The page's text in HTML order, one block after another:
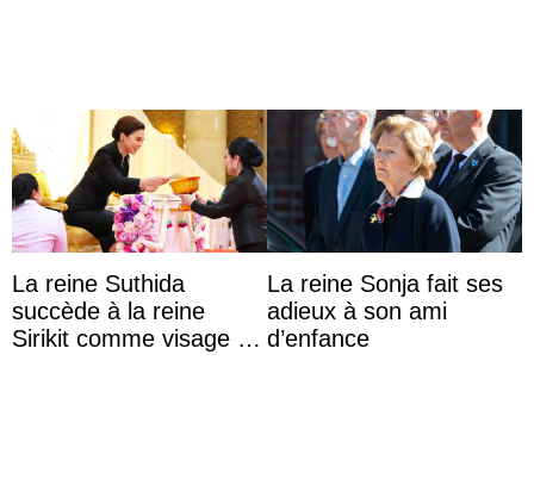
La reine Suthida
succède à la reine
Sirikit comme visage de
La reine Sonja fait ses
adieux à son ami
d’enfance